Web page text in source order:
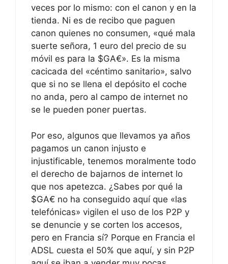
veces por lo mismo: con el canon y en la
tienda. Ni es de recibo que paguen
canon quienes no consumen, «qué mala
suerte señora, 1 euro del precio de su
móvil es para la $GA€». Es la misma
cacicada del «céntimo sanitario», salvo
que si no se llena el depósito el coche
no anda, pero al campo de internet no
se le pueden poner puertas.
Por eso, algunos que llevamos ya años
pagamos un canon injusto e
injustificable, tenemos moralmente todo
el derecho de bajarnos de internet lo
que nos apetezca. ¿Sabes por qué la
$GA€ no ha conseguido aquí que «las
telefónicas» vigilen el uso de los P2P y
se denuncie y se corten los accesos,
pero en Francia sí? Porque en Francia el
ADSL cuesta el 50% que aquí, y sin P2P